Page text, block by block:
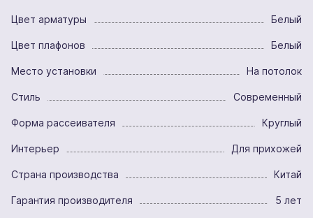
Цвет арматуры Белый
Цвет плафонов Белый
Место установки На потолок
Стиль Современный
Форма рассеивателя Круглый
Интерьер Для прихожей
Страна производства Китай
Гарантия производителя 5 лет